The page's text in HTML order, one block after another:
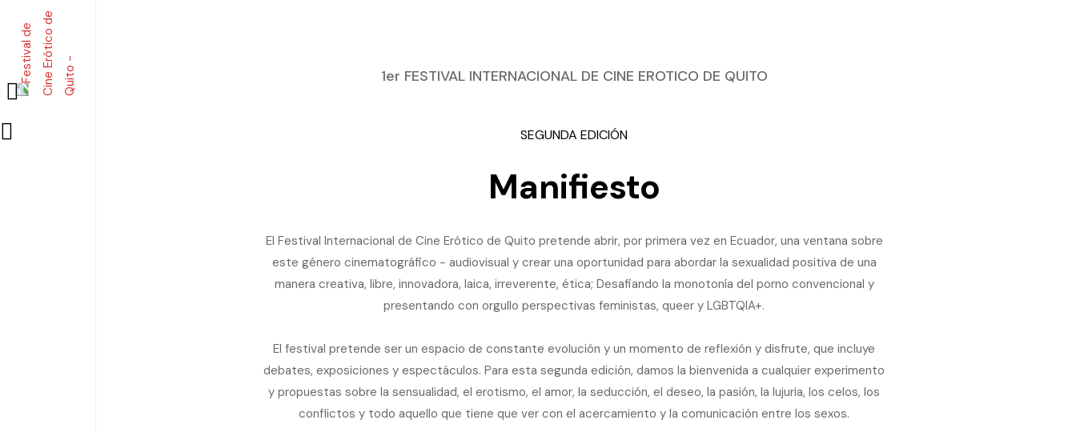
1er FESTIVAL INTERNACIONAL DE CINE EROTICO DE QUITO
SEGUNDA EDICIÓN
Manifiesto
El Festival Internacional de Cine Erótico de Quito pretende abrir, por primera vez en Ecuador, una ventana sobre
este género cinematográfico - audiovisual y crear una oportunidad para abordar la sexualidad positiva de una
manera creativa, libre, innovadora, laica, irreverente, ética; Desafiando la monotonía del porno convencional y
presentando con orgullo perspectivas feministas, queer y LGBTQIA+.
El festival pretende ser un espacio de constante evolución y un momento de reflexión y disfrute, que incluye
debates, exposiciones y espectáculos. Para esta segunda edición, damos la bienvenida a cualquier experimento
y propuestas sobre la sensualidad, el erotismo, el amor, la seducción, el deseo, la pasión, la lujuria, los celos, los
conflictos y todo aquello que tiene que ver con el acercamiento y la comunicación entre los sexos.